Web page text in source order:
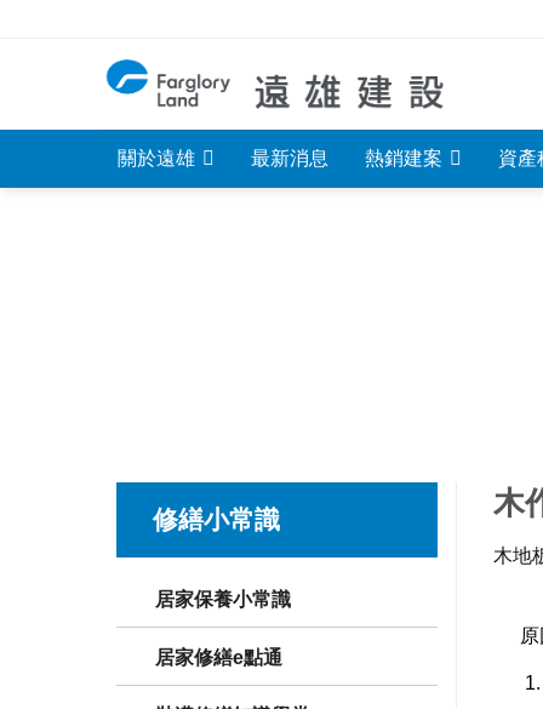
關於遠雄 最新消息 熱銷建案 資產
修繕小常識
居家保養小常識
居家修繕e點通
木
木地